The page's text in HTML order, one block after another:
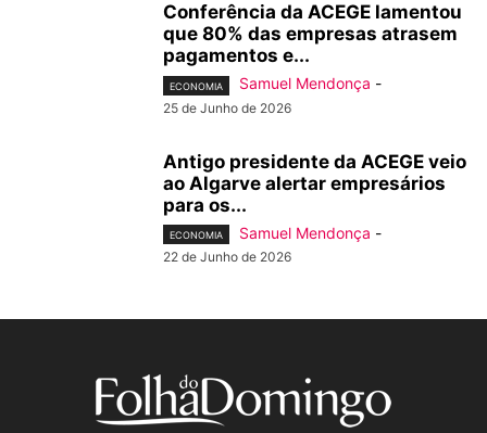
Conferência da ACEGE lamentou
que 80% das empresas atrasem
pagamentos e...
ECONOMIA Samuel Mendonça -
25 de Junho de 2026
Antigo presidente da ACEGE veio
ao Algarve alertar empresários
para os...
ECONOMIA Samuel Mendonça -
22 de Junho de 2026